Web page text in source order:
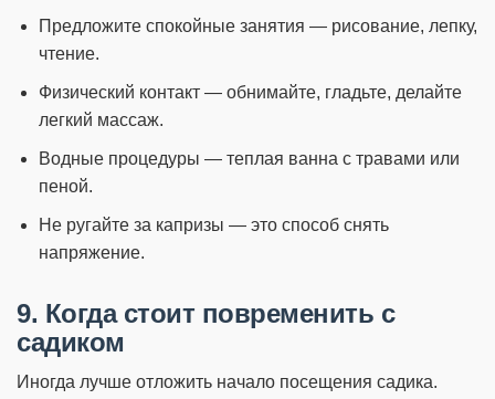
Предложите спокойные занятия — рисование, лепку,
чтение.
Физический контакт — обнимайте, гладьте, делайте
легкий массаж.
Водные процедуры — теплая ванна с травами или
пеной.
Не ругайте за капризы — это способ снять
напряжение.
9. Когда стоит повременить с
садиком
Иногда лучше отложить начало посещения садика.